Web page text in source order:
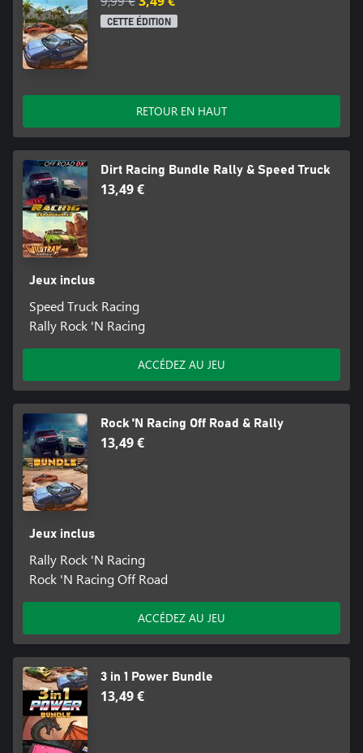
CETTE ÉDITION
RETOUR EN HAUT
Dirt Racing Bundle Rally & Speed Truck
13,49 €
Jeux inclus
Speed Truck Racing
Rally Rock 'N Racing
ACCÉDEZ AU JEU
Rock 'N Racing Off Road & Rally
13,49 €
Jeux inclus
Rally Rock 'N Racing
Rock 'N Racing Off Road
ACCÉDEZ AU JEU
3 in 1 Power Bundle
13,49 €